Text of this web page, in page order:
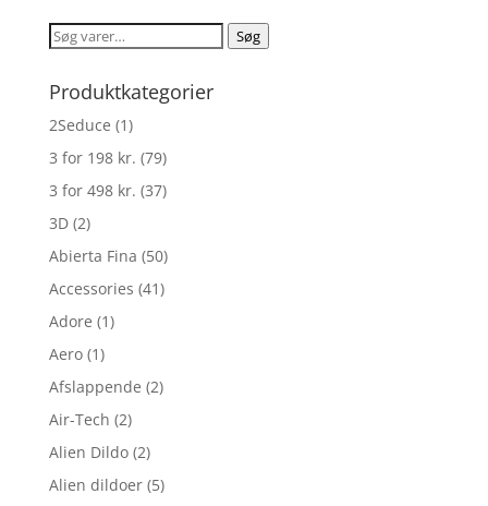
Søg
Søg
Produktkategorier
2Seduce (1)
3 for 198 kr. (79)
3 for 498 kr. (37)
3D (2)
Abierta Fina (50)
Accessories (41)
Adore (1)
Aero (1)
Afslappende (2)
Air-Tech (2)
Alien Dildo (2)
Alien dildoer (5)